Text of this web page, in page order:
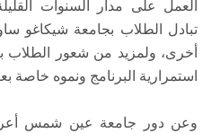
العمل على مدار السنوات
تبادل الطلاب بجامعة شيكاغو
أخرى، ولمزيد من شعور الطلاب
استمرارية البرنامج ونموه
وعن دور جامعة عين شمس